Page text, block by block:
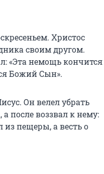
Христос
своим другом.
«Эта немощь кончится
Божий Сын».
Он велел убрать
после воззвал к нему:
из пещеры, а весть о